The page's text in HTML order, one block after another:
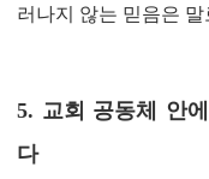
러나지 않는 믿음은
5. 교회 공동체 안
다